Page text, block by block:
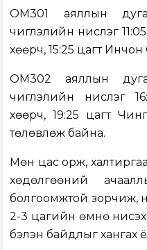
ОМ301 аяллын
чиглэлийн нислэг
хөөрч, 15:25 цагт
ОМ302 аяллын
чиглэлийн нислэг
хөөрч, 19:25 цагт
төлөвлөж байна.
Мөн цас орж,
хөдөлгөөний
болгоомжтой зорчиж,
2-3 цагийн өмнө
бэлэн байдлыг хангах